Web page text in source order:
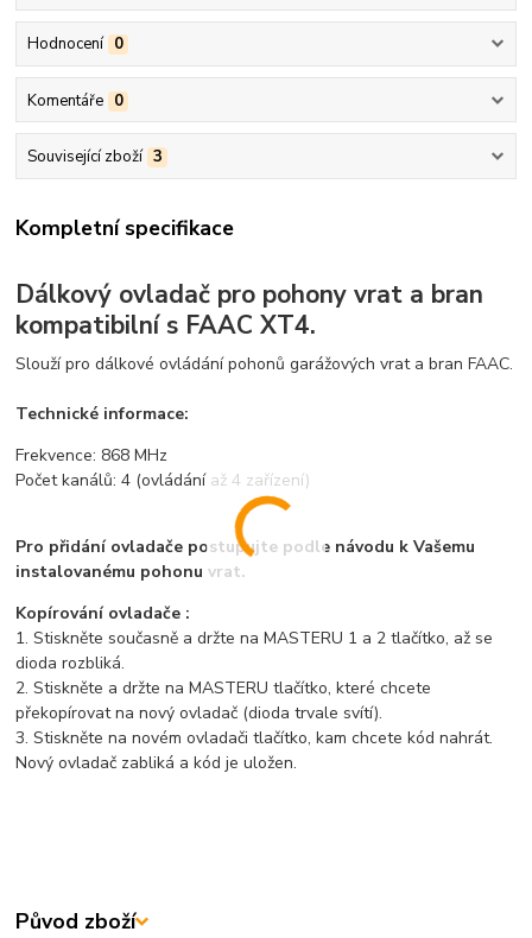
Hodnocení 0
Komentáře 0
Související zboží 3
Kompletní specifikace
Dálkový ovladač pro pohony vrat a bran
kompatibilní s FAAC XT4.
Slouží pro dálkové ovládání pohonů garážových vrat a bran FAAC.
Technické informace:
Frekvence: 868 MHz
Počet kanálů: 4 (ovládání až 4 zařízení)
Pro přidání ovladače postupujte podle návodu k Vašemu
instalovanému pohonu vrat.
Kopírování ovladače :
1. Stiskněte současně a držte na MASTERU 1 a 2 tlačítko, až se
dioda rozbliká.
2. Stiskněte a držte na MASTERU tlačítko, které chcete
překopírovat na nový ovladač (dioda trvale svítí).
3. Stiskněte na novém ovladači tlačítko, kam chcete kód nahrát.
Nový ovladač zabliká a kód je uložen.
Původ zboží